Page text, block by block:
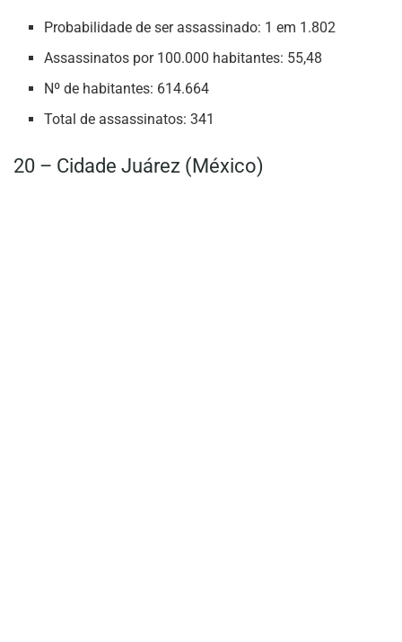
Probabilidade de ser assassinado: 1 em 1.802
Assassinatos por 100.000 habitantes: 55,48
Nº de habitantes: 614.664
Total de assassinatos: 341
20 – Cidade Juárez (México)